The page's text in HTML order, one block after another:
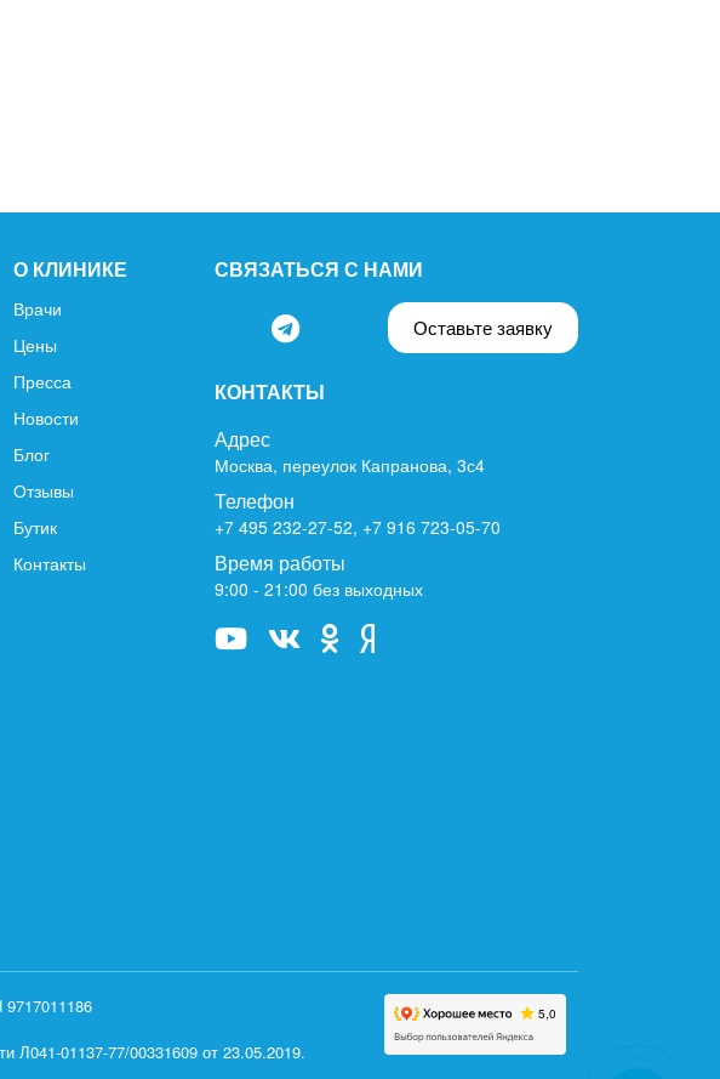
О КЛИНИКЕ
Врачи
Цены
Пресса
Новости
Блог
Отзывы
Бутик
Контакты
СВЯЗАТЬСЯ С НАМИ
Оставьте заявку
КОНТАКТЫ
Адрес
Москва, переулок Капранова, 3с4
Телефон
+7 495 232-27-52, +7 916 723-05-70
Время работы
9:00 - 21:00 без выходных
Л041-01137-77/00331609 от 23.05.2019.